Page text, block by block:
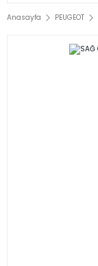
Anasayfa PEUGEOT